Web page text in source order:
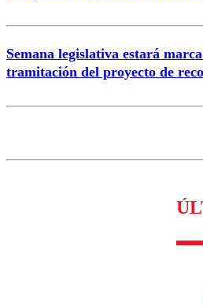
Semana legislativa estará
tramitación del proyecto de